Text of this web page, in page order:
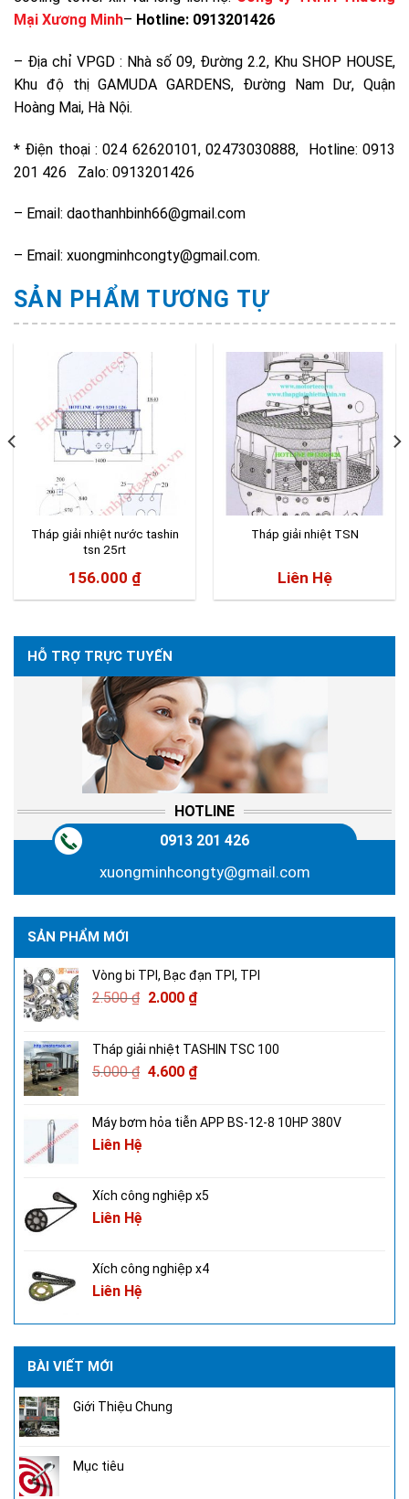
HỖ TRỢ TRỰC TUYẾN
HOTLINE
0913 201 426
xuongminhcongty@gmail.com
SẢN PHẨM MỚI
Vòng bi TPI, Bạc đạn TPI, TPI
2.500₫ 2.000 ₫
Tháp giải nhiệt TASHIN TSC 100
5.000₫ 4.600 ₫
Máy bơm hỏa tiễn APP BS-12-8 10HP 380V
Liên Hệ
Xích công nghiệp x5
Liên Hệ
Xích công nghiệp x4
Liên Hệ
BÀI VIẾT MỚI
Giới Thiệu Chung
Mục tiêu
Mại Xương Minh– Hotline: 0913201426
– Địa chỉ VPGD : Nhà số 09, Đường 2.2, Khu SHOP HOUSE,
Khu độ thị GAMUDA GARDENS, Đường Nam Dư, Quận
Hoàng Mai, Hà Nội.
* Điện thoại : 024 62620101, 02473030888, Hotline: 0913
201 426 Zalo: 0913201426
– Email: daothanhbinh66@gmail.com
– Email: xuongminhcongty@gmail.com.
SẢN PHẨM TƯƠNG TỰ
Tháp giải nhiệt nước tashin
tsn 25rt
156.000 ₫
Tháp giải nhiệt TSN
Liên Hệ